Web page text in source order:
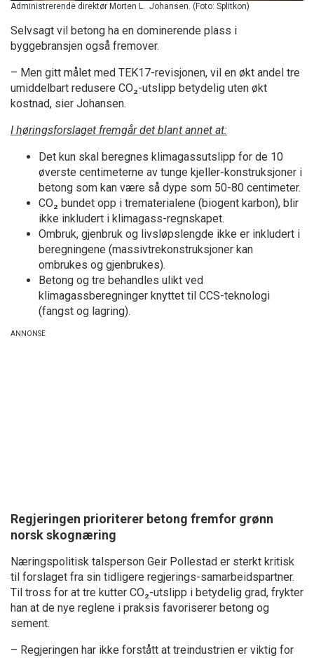
Administrerende direktør Morten L. Johansen. (Foto: Splitkon)
Selvsagt vil betong ha en dominerende plass i
byggebransjen også fremover.
– Men gitt målet med TEK17-revisjonen, vil en økt andel tre
umiddelbart redusere CO₂-utslipp betydelig uten økt
kostnad, sier Johansen.
I høringsforslaget fremgår det blant annet at:
Det kun skal beregnes klimagassutslipp for de 10
øverste centimeterne av tunge kjeller-konstruksjoner i
betong som kan være så dype som 50-80 centimeter.
CO₂ bundet opp i trematerialene (biogent karbon), blir
ikke inkludert i klimagass-regnskapet.
Ombruk, gjenbruk og livsløpslengde ikke er inkludert i
beregningene (massivtrekonstruksjoner kan
ombrukes og gjenbrukes).
Betong og tre behandles ulikt ved
klimagassberegninger knyttet til CCS-teknologi
(fangst og lagring).
Regjeringen prioriterer betong fremfor grønn
norsk skognæring
Næringspolitisk talsperson Geir Pollestad er sterkt kritisk
til forslaget fra sin tidligere regjerings-samarbeidspartner.
Til tross for at tre kutter CO₂-utslipp i betydelig grad, frykter
han at de nye reglene i praksis favoriserer betong og
sement.
– Regjeringen har ikke forstått at treindustrien er viktig for